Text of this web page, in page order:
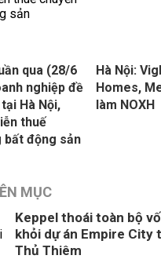
qua (28/6
nghiệp đề
Hà Nội,
thuế
bất động sản
Hà Nội:
Homes,
làm NOXH
MỤC
Keppel thoái toàn bộ
khỏi dự án Empire City
Thủ Thiêm